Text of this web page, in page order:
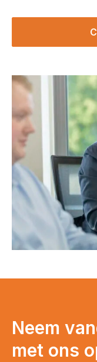
Neem
met ons